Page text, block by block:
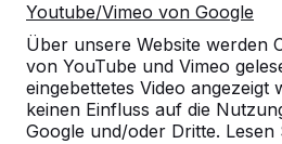
Youtube/Vimeo von Google
Über unsere Website werden
von YouTube und Vimeo
eingebettetes Video angezeigt
keinen Einfluss auf die
Google und/oder Dritte. Lesen
Alles anzeigen
Kategorie
Alles anzeigen